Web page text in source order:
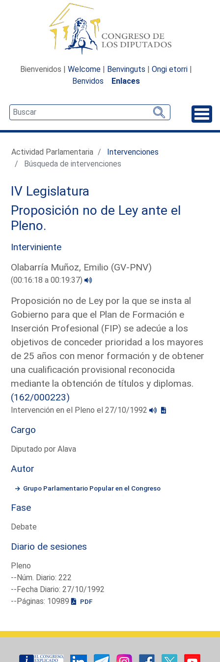
Bienvenidos | Welcome | Benvinguts | Ongi etorri |
Benvidos
Enlaces
Actividad Parlamentaria
Intervenciones
Búsqueda de intervenciones
IV Legislatura
Proposición no de Ley ante el
Pleno.
Interviniente
Olabarría Muñoz, Emilio (GV-PNV)
(00:16:18 a 00:19:37)
Proposición no de Ley por la que se insta al
Gobierno para que el Plan de Formación e
Inserción Profesional (FIP) se adecúe a los
objetivos de conceder prioridad a los mayores
de 25 años con menor formación y de obtener
una cualificación provisional reconocida
mediante la obtención de títulos y diplomas.
(162/000223)
Intervención en el Pleno el 27/10/1992
Cargo
Diputado por Alava
Autor
Grupo Parlamentario Popular en el Congreso
Fase
Debate
Diario de sesiones
Pleno
--Núm. Diario: 222
--Fecha Diario: 27/10/1992
--Páginas: 10989
PDF